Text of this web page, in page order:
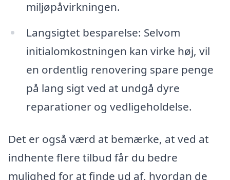
miljøpåvirkningen.
Langsigtet besparelse: Selvom
initialomkostningen kan virke høj, vil
en ordentlig renovering spare penge
på lang sigt ved at undgå dyre
reparationer og vedligeholdelse.
Det er også værd at bemærke, at ved at
indhente flere tilbud får du bedre
mulighed for at finde ud af, hvordan de